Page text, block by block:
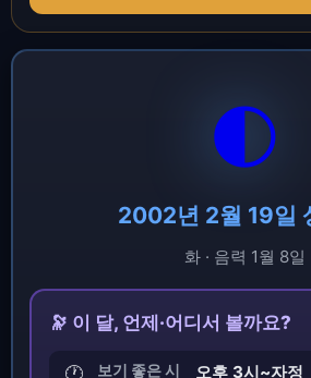
🌓
2002년 2월 19일
화 · 음력 1월 8일
🔭 이 달, 언제·어디서 볼까요?
🕐
보기 좋은 시
오후 3시~자정